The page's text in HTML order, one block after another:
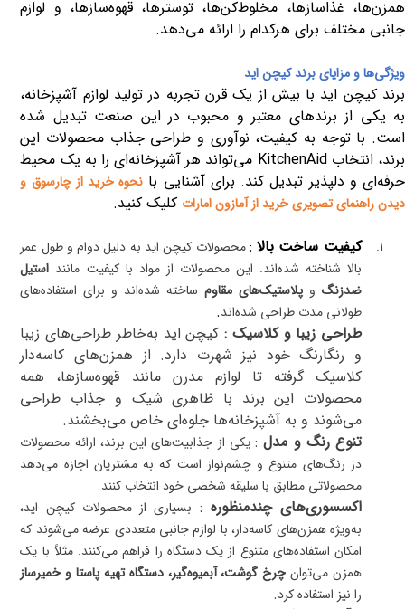
همزن‌ها، غذاسازها، مخلوط‌کن‌ها، توسترها، قهوه‌سازها، و لوازم
جانبی مختلف برای هرکدام را ارائه می‌دهد.
ویژگی‌ها و مزایای برند کیچن اید
برند کیچن اید با بیش از یک قرن تجربه در تولید لوازم آشپزخانه،
به یکی از برندهای معتبر و محبوب در این صنعت تبدیل شده
است. با توجه به کیفیت، نوآوری و طراحی جذاب محصولات این
برند، انتخاب KitchenAid می‌تواند هر آشپزخانه‌ای را به یک محیط
حرفه‌ای و دلپذیر تبدیل کند. برای آشنایی با نحوه خرید از چارسوق و
دیدن راهنمای تصویری خرید از آمازون امارات کلیک کنید.
1. کیفیت ساخت بالا: محصولات کیچن اید به دلیل دوام و طول عمر
بالا شناخته شده‌اند. این محصولات از مواد با کیفیت مانند استیل
ضدزنگو پلاستیک‌های مقاومساخته شده‌اند و برای استفاده‌های
طولانی مدت طراحی شده‌اند.
طراحی زیبا و کلاسیک : کیچن اید به‌خاطر طراحی‌های زیبا
و رنگارنگ خود نیز شهرت دارد. از همزن‌های کاسه‌دار
کلاسیک گرفته تا لوازم مدرن مانند قهوه‌سازها، همه
محصولات این برند با ظاهری شیک و جذاب طراحی
می‌شوند و به آشپزخانه‌ها جلوه‌ای خاص می‌بخشند.
تنوع رنگ و مدل: یکی از جذابیت‌های این برند، ارائه محصولات
در رنگ‌های متنوع و چشم‌نواز است که به مشتریان اجازه می‌دهد
محصولاتی مطابق با سلیقه شخصی خود انتخاب کنند.
اکسسوری‌های چندمنظوره : بسیاری از محصولات کیچن اید،
به‌ویژه همزن‌های کاسه‌دار، با لوازم جانبی متعددی عرضه می‌شوند که
امکان استفاده‌های متنوع از یک دستگاه را فراهم می‌کنند. مثلاً با یک
همزن می‌توان چرخ گوشت، آبمیوه‌گیر، دستگاه تهیه پاستا و خمیرساز
را نیز استفاده کرد.